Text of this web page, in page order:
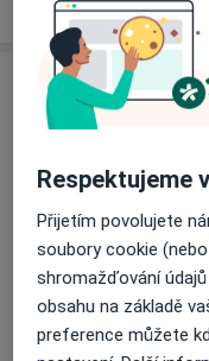
Adresa
Ocelařská 35,
Dostupnost
Na této adrese
Co mám v takové
Respektujeme
Přijetím povolujete
soubory cookie
shromažďování
obsahu na základě
preference můžete